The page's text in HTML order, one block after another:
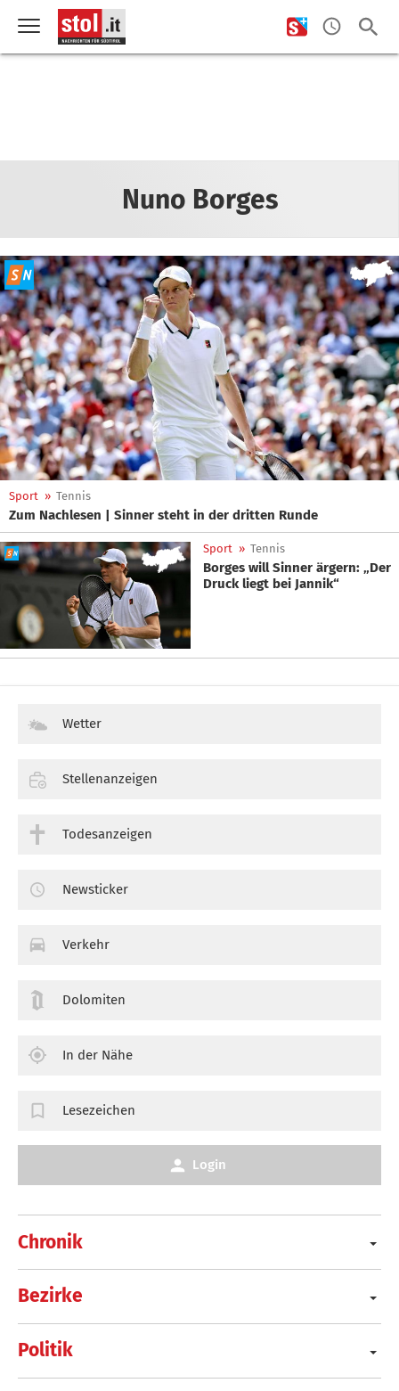
Nuno Borges
Sport » Tennis
Zum Nachlesen | Sinner steht in der dritten Runde
Sport » Tennis
Borges will Sinner ärgern: „Der
Druck liegt bei Jannik“
Chronik
Bezirke
Politik
Wetter
Stellenanzeigen
Todesanzeigen
Newsticker
Verkehr
Dolomiten
In der Nähe
Lesezeichen
Login